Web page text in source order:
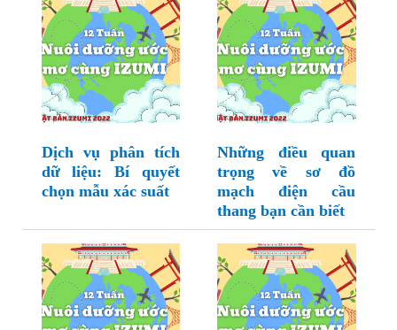
Dịch vụ phân tích
dữ liệu: Bí quyết
chọn mẫu xác suất
Những điều quan
trọng về sơ đồ
mạch điện cầu
thang bạn cần biết